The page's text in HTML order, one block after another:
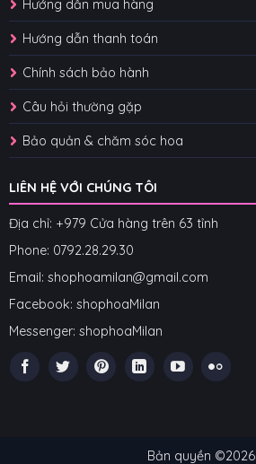
Hướng dẫn mua hàng
Hướng dẫn thanh toán
Chính sách bảo hành
Câu hỏi thường gặp
Bảo quản & chăm sóc hoa
LIÊN HỆ VỚI CHÚNG TÔI
Địa chỉ: +979 Cửa hàng trên 63 tỉnh
Phone: 0792.28.29.30
Email: shophoamilan@gmail.com
Facebook: shophoaMilan
Messenger: shophoaMilan
Bản quyền ©2026